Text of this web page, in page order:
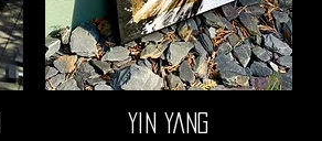
Yin Yang